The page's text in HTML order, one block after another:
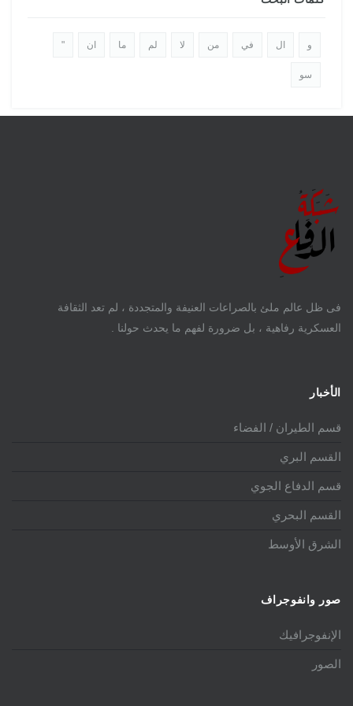
و ال في من لا لم ما ان "
سو
فى ظل عالم ملئ بالصراعات العنيفة والمتجددة ، لم تعد الثقافة
العسكرية رفاهية ، بل ضرورة لفهم ما يحدث حولنا .
الأخبار
قسم الطيران / الفضاء
القسم البري
قسم الدفاع الجوي
القسم البحري
الشرق الأوسط
صور وانفوجراف
الإنفوجرافيك
الصور